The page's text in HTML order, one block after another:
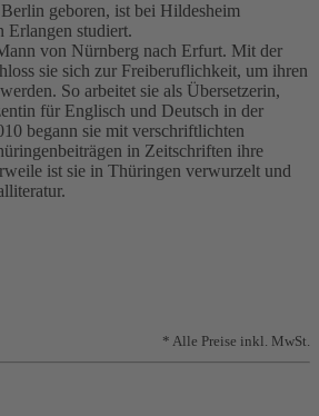
geboren, ist bei Hildesheim
Erlangen studiert.
von Nürnberg nach Erfurt. Mit der
sie sich zur Freiberuflichkeit, um ihren
So arbeitet sie als Übersetzerin,
für Englisch und Deutsch in der
begann sie mit verschriftlichten
in Zeitschriften ihre
ist sie in Thüringen verwurzelt und
* Alle Preise inkl. MwSt.